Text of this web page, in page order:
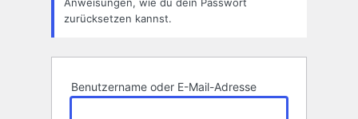
zurücksetzen kannst.
Benutzername oder E-Mail-Adresse